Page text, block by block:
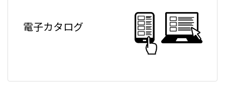
電子カタログ